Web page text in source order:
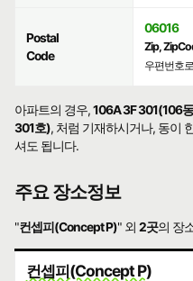
Postal
Code
06016
Zip,
우편번호
아파트의 경우,106A 3F 301(106
301호), 처럼 기재하시거나, 동이
셔도 됩니다.
주요 장소정보
"컨셉피(Concept P)" 외2곳의 장
컨셉피(Concept P)